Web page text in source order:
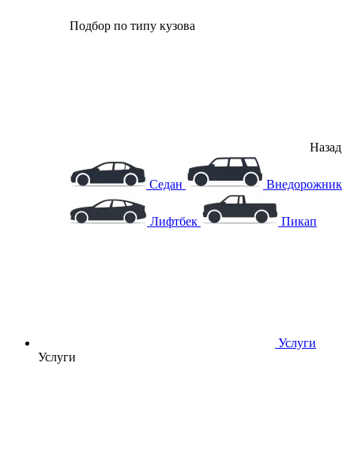
Подбор по типу кузова
Назад
Седан Внедорожник
Лифтбек Пикап
Услуги
Услуги